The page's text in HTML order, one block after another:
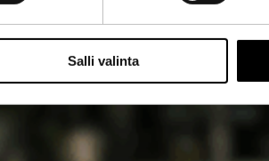
Salli valinta